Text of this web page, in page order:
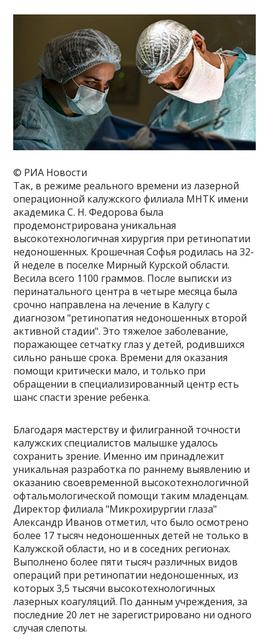
© РИА Новости
Так, в режиме реального времени из лазерной
операционной калужского филиала МНТК имени
академика С. Н. Федорова была
продемонстрирована уникальная
высокотехнологичная хирургия при ретинопатии
недоношенных. Крошечная Софья родилась на 32-
й неделе в поселке Мирный Курской области.
Весила всего 1100 граммов. После выписки из
перинатального центра в четыре месяца была
срочно направлена на лечение в Калугу с
диагнозом "ретинопатия недоношенных второй
активной стадии". Это тяжелое заболевание,
поражающее сетчатку глаз у детей, родившихся
сильно раньше срока. Времени для оказания
помощи критически мало, и только при
обращении в специализированный центр есть
шанс спасти зрение ребенка.
Благодаря мастерству и филигранной точности
калужских специалистов малышке удалось
сохранить зрение. Именно им принадлежит
уникальная разработка по раннему выявлению и
оказанию своевременной высокотехнологичной
офтальмологической помощи таким младенцам.
Директор филиала "Микрохирургии глаза"
Александр Иванов отметил, что было осмотрено
более 17 тысяч недоношенных детей не только в
Калужской области, но и в соседних регионах.
Выполнено более пяти тысяч различных видов
операций при ретинопатии недоношенных, из
которых 3,5 тысячи высокотехнологичных
лазерных коагуляций. По данным учреждения, за
последние 20 лет не зарегистрировано ни одного
случая слепоты.